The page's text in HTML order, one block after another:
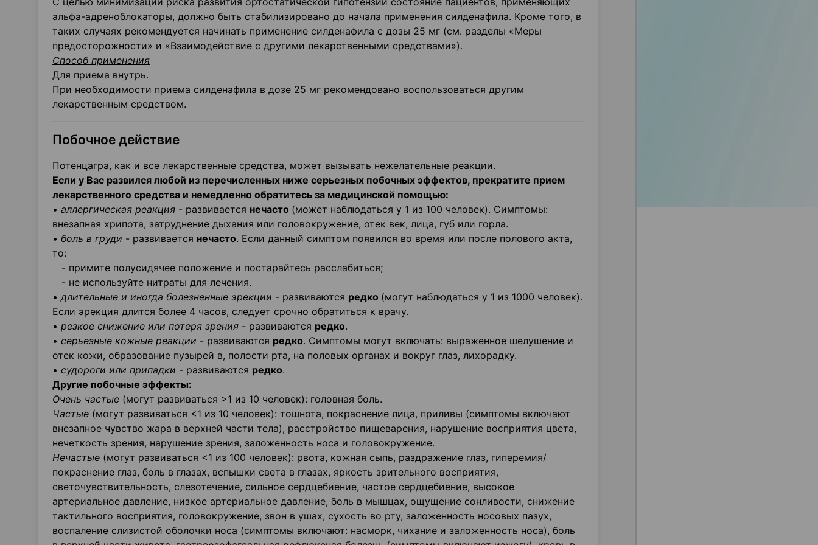
альфа-адреноблокаторы, должно быть стабилизировано до начала применения силденафила. Кроме того, в
таких случаях рекомендуется начинать применение силденафила с дозы 25 мг (см. разделы «Меры
предосторожности» и «Взаимодействие с другими лекарственными средствами»).
Способ применения
Для приема внутрь.
При необходимости приема силденафила в дозе 25 мг рекомендовано воспользоваться другим
лекарственным средством.
Побочное действие
Потенцагра, как и все лекарственные средства, может вызывать нежелательные реакции.
Если у Вас развился любой из перечисленных ниже серьезных побочных эффектов, прекратите прием
лекарственного средства и немедленно обратитесь за медицинской помощью:
• аллергическая реакция - развивается нечасто (может наблюдаться у 1 из 100 человек). Симптомы:
внезапная хрипота, затруднение дыхания или головокружение, отек век, лица, губ или горла.
• боль в груди - развивается нечасто. Если данный симптом появился во время или после полового акта,
то:
- примите полусидячее положение и постарайтесь расслабиться;
- не используйте нитраты для лечения.
•длительные и иногда болезненные эрекции - развиваются редко (могут наблюдаться у 1 из 1000 человек).
Если эрекция длится более 4 часов, следует срочно обратиться к врачу.
• резкое снижение или потеря зрения - развиваются редко.
• серьезные кожные реакции - развиваются редко. Симптомы могут включать: выраженное шелушение и
отек кожи, образование пузырей в, полости рта, на половых органах и вокруг глаз, лихорадку.
• судороги или припадки - развиваются редко.
Другие побочные эффекты:
Очень частые (могут развиваться >1 из 10 человек): головная боль.
Частые (могут развиваться <1 из 10 человек): тошнота, покраснение лица, приливы (симптомы включают
внезапное чувство жара в верхней части тела), расстройство пищеварения, нарушение восприятия цвета,
нечеткость зрения, нарушение зрения, заложенность носа и головокружение.
Нечастые (могут развиваться <1 из 100 человек): рвота, кожная сыпь, раздражение глаз, гиперемия/
покраснение глаз, боль в глазах, вспышки света в глазах, яркость зрительного восприятия,
светочувствительность, слезотечение, сильное сердцебиение, частое сердцебиение, высокое
артериальное давление, низкое артериальное давление, боль в мышцах, ощущение сонливости, снижение
тактильного восприятия, головокружение, звон в ушах, сухость во рту, заложенность носовых пазух,
воспаление слизистой оболочки носа (симптомы включают: насморк, чихание и заложенность носа), боль